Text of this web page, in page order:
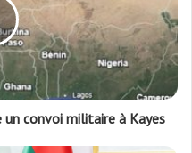
convoi militaire à Kayes